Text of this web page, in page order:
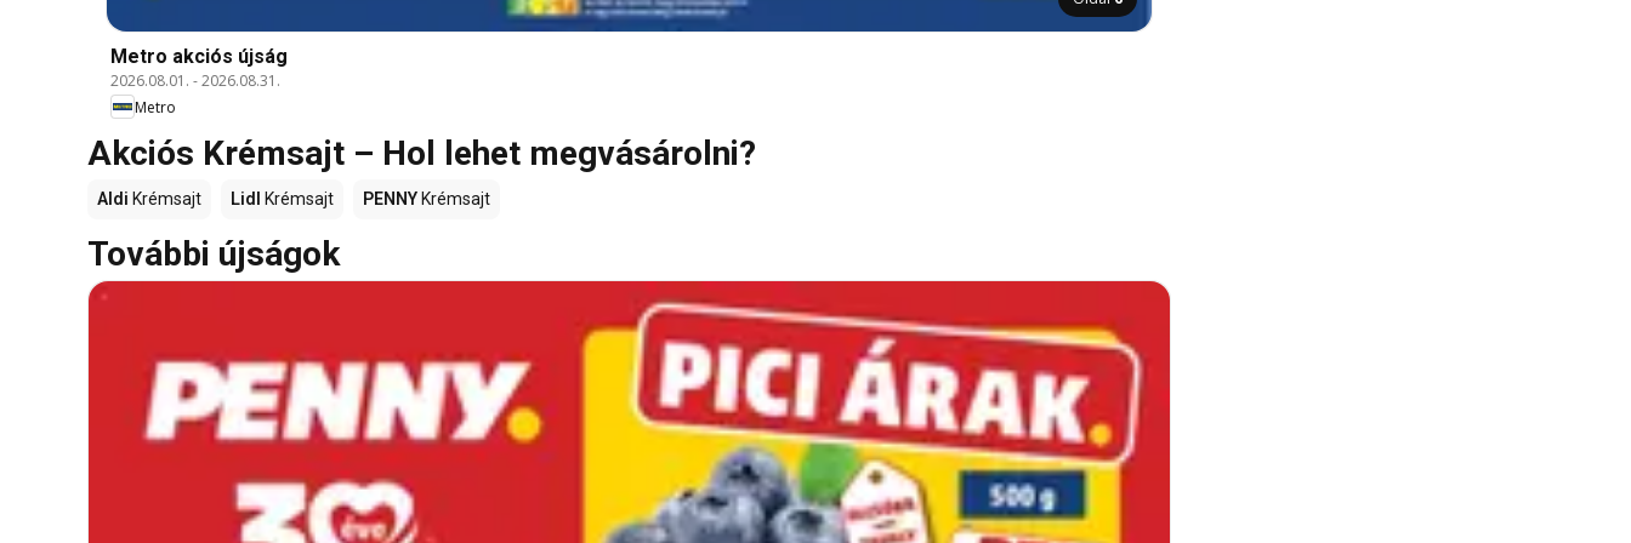
Metro akciós újság
2026.08.01. -2026.08.31.
Metro
Akciós Krémsajt – Hol lehet megvásárolni?
Aldi Krémsajt Lidl Krémsajt PENNY Krémsajt
További újságok